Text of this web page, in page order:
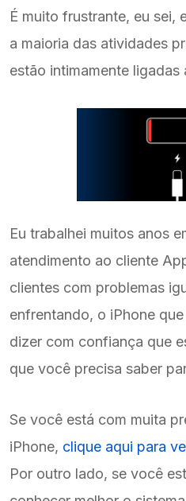
É muito frustrante, eu sei,
a maioria das atividades
estão intimamente ligadas
Eu trabalhei muitos anos
atendimento ao cliente
clientes com problemas
enfrentando, o iPhone
dizer com confiança que
que você precisa saber
Se você está com muita
iPhone, clique aqui para
Por outro lado, se você